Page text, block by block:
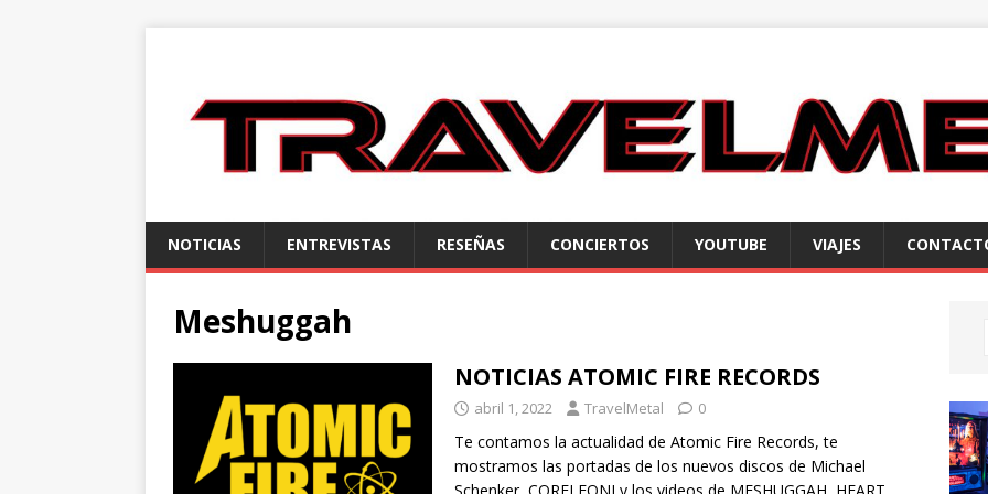
NOTICIAS ENTREVISTAS RESEÑAS CONCIERTOS YOUTUBE VIAJES
Meshuggah
NOTICIAS ATOMIC FIRE RECORDS
abril 1, 2022 TravelMetal 0
Te contamos la actualidad de Atomic Fire Records, te
mostramos las portadas de los nuevos discos de Michael
Schenker, CORELEONI y los videos de MESHUGGAH, HEART